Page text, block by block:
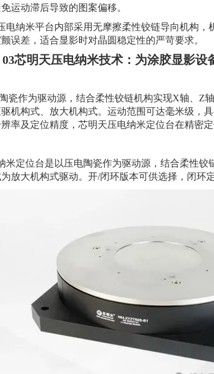
运动滞后导致的图案偏移。
电纳米平台内部采用无摩擦柔性铰链导向机构
误差，适合显影时对晶圆稳定性的严苛要求。
03芯明天压电纳米技术：为涂胶显影设
瓷作为驱动源，结合柔性铰链机构实现X轴、
机构式、放大机构式。运动范围可达毫米级，
率及定位精度，芯明天压电纳米定位台在精密
米定位台是以压电陶瓷作为驱动源，结合柔性铰
放大机构式驱动。开/闭环版本可供选择，闭环